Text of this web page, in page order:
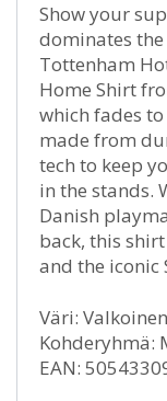
Show your
dominates
Tottenham
Home Shirt
which fades
made from
tech to keep
in the stands.
Danish
back, this
and the iconic
Väri: Valkoinen
Kohderyhmä:
EAN: